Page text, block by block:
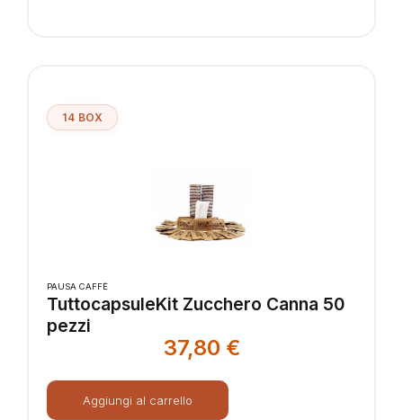
14 BOX
PAUSA CAFFÈ
TuttocapsuleKit Zucchero Canna 50
pezzi
37,80 €
Aggiungi al carrello